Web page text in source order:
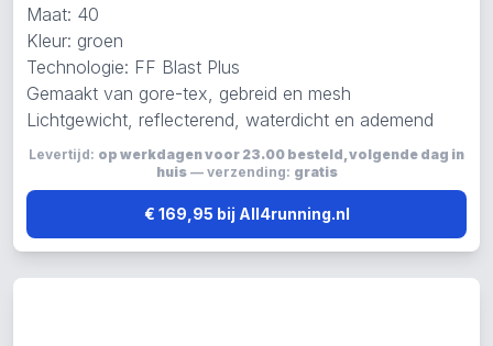
Maat: 40
Kleur: groen
Technologie: FF Blast Plus
Gemaakt van gore-tex, gebreid en mesh
Lichtgewicht, reflecterend, waterdicht en ademend
Levertijd: op werkdagen voor 23.00 besteld, volgende dag in
huis— verzending: gratis
€ 169,95 bij All4running.nl